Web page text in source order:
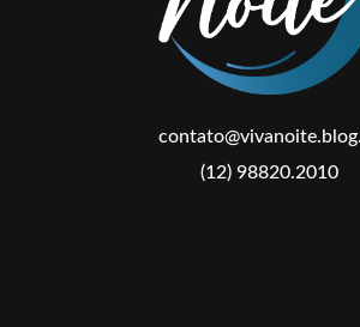
(12) 98820.2010